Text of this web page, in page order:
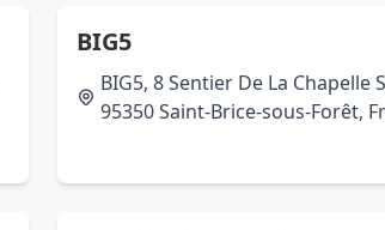
BIG5
BIG5, 8 Sentier De La Chapelle
95350 Saint-Brice-sous-Forêt,